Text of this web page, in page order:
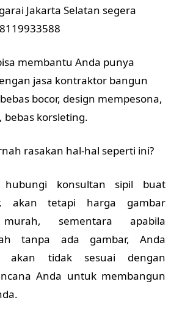
Jakarta Selatan segera
membantu Anda punya
jasa kontraktor bangun
bocor, design mempesona,
bebas korsleting.
rasakan hal-hal seperti ini?
konsultan sipil buat
akan tetapi harga gambar
sementara apabila
tanpa ada gambar, Anda
akan tidak sesuai dengan
Anda untuk membangun